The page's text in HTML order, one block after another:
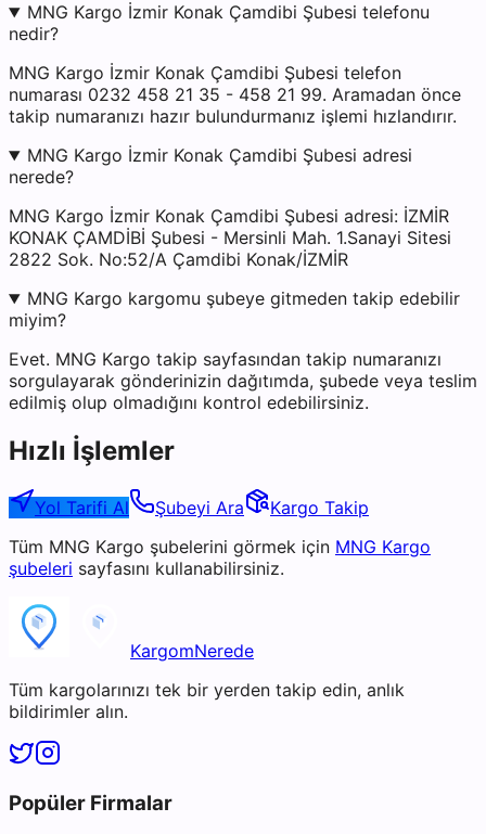
MNG Kargo İzmir Konak Çamdibi Şubesi telefonu
nedir?
MNG Kargo İzmir Konak Çamdibi Şubesi telefon
numarası 0232 458 21 35 - 458 21 99. Aramadan önce
takip numaranızı hazır bulundurmanız işlemi hızlandırır.
MNG Kargo İzmir Konak Çamdibi Şubesi adresi
nerede?
MNG Kargo İzmir Konak Çamdibi Şubesi adresi: İZMİR
KONAK ÇAMDİBİ Şubesi - Mersinli Mah. 1.Sanayi Sitesi
2822 Sok. No:52/A Çamdibi Konak/İZMİR
MNG Kargo kargomu şubeye gitmeden takip edebilir
miyim?
Evet. MNG Kargo takip sayfasından takip numaranızı
sorgulayarak gönderinizin dağıtımda, şubede veya teslim
edilmiş olup olmadığını kontrol edebilirsiniz.
Hızlı İşlemler
Yol Tarifi Al Şubeyi Ara
Kargo Takip
Tüm MNG Kargo şubelerini görmek için MNG Kargo
şubeleri sayfasını kullanabilirsiniz.
KargomNerede
Tüm kargolarınızı tek bir yerden takip edin, anlık
bildirimler alın.
Popüler Firmalar